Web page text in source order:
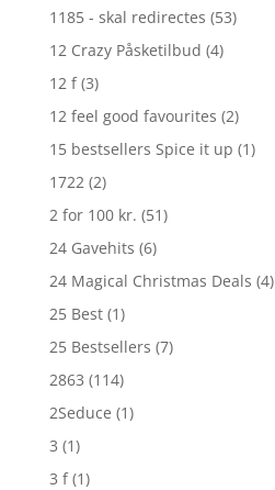
1185 - skal redirectes (53)
12 Crazy Påsketilbud (4)
12 f (3)
12 feel good favourites (2)
15 bestsellers Spice it up (1)
1722 (2)
2 for 100 kr. (51)
24 Gavehits (6)
24 Magical Christmas Deals (4)
25 Best (1)
25 Bestsellers (7)
2863 (114)
2Seduce (1)
3 (1)
3 f (1)